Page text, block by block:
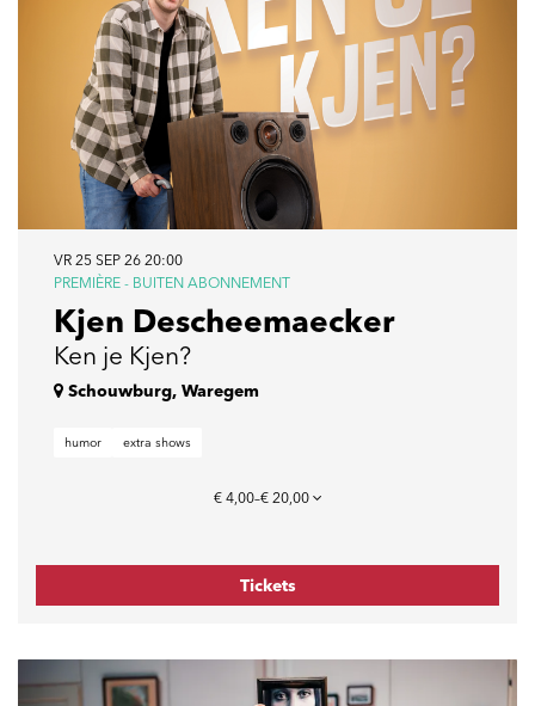
Kjen Descheemaecker
Ken je Kjen?
PREMIÈRE - BUITEN ABONNEMENT
VR 25 SEP 26 20:00
Schouwburg, Waregem
humor extra shows
€ 4,00–€ 20,00
Tickets